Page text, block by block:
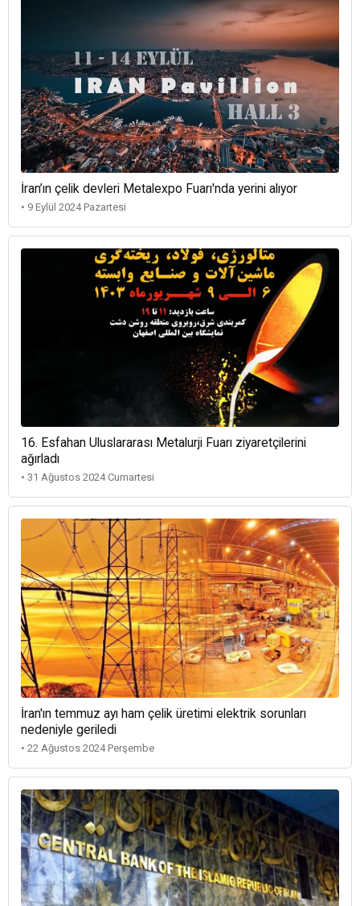
İran’ın çelik devleri Metalexpo Fuarı'nda yerini alıyor
• 9 Eylül 2024 Pazartesi
16. Esfahan Uluslararası Metalurji Fuarı ziyaretçilerini
ağırladı
• 31 Ağustos 2024 Cumartesi
İran'ın temmuz ayı ham çelik üretimi elektrik sorunları
nedeniyle geriledi
• 22 Ağustos 2024 Perşembe